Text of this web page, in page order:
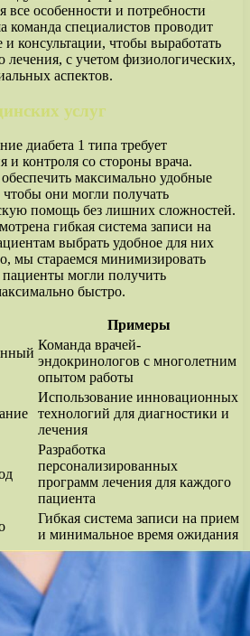
все особенности и потребности
команда специалистов проводит
и консультации, чтобы выработать
с учетом физиологических,
аспектов.
услуг
диабета 1 типа требует
и контроля со стороны врача.
максимально удобные
они могли получать
помощь без лишних сложностей.
гибкая система записи на
выбрать удобное для них
мы стараемся минимизировать
могли получить
быстро.
Примеры
Команда врачей-
эндокринологов с многолетним
опытом работы
Использование инновационных
технологий для диагностики и
лечения
Разработка
персонализированных
программ лечения для каждого
пациента
Гибкая система записи на прием
и минимальное время ожидания